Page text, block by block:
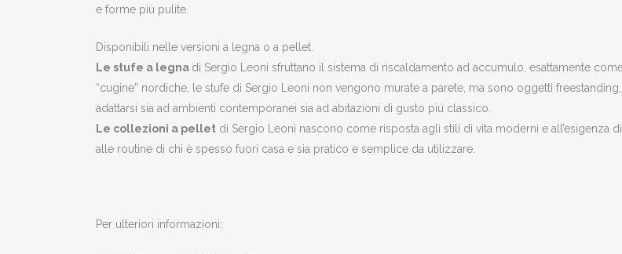
e forme più pulite.
Disponibili nelle versioni a legna o a pellet.
Le stufe a legna di Sergio Leoni sfruttano il sistema di riscaldamento ad accumulo, esattamente
“cugine” nordiche, le stufe di Sergio Leoni non vengono murate a parete, ma sono oggetti
adattarsi sia ad ambienti contemporanei sia ad abitazioni di gusto più classico.
Le collezioni a pellet di Sergio Leoni nascono come risposta agli stili di vita moderni e all’esigenza
alle routine di chi è spesso fuori casa e sia pratico e semplice da utilizzare.
Per ulteriori informazioni: